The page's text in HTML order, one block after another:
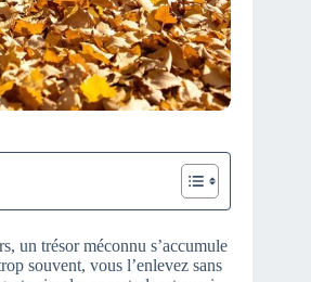
un trésor méconnu s’accumule
souvent, vous l’enlevez sans